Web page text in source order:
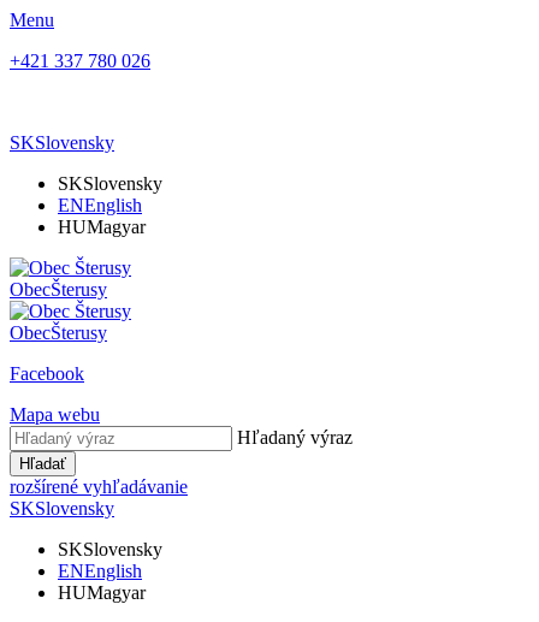
Menu
+421 337 780 026
SKSlovensky
SKSlovensky
ENEnglish
HUMagyar
ObecŠterusy
ObecŠterusy
Facebook
Mapa webu
Hľadaný výraz
Hľadať
rozšírené vyhľadávanie
SKSlovensky
SKSlovensky
ENEnglish
HUMagyar